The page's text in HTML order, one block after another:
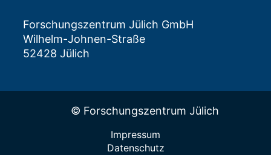
Forschungszentrum Jülich GmbH
Wilhelm-Johnen-Straße
52428 Jülich
© Forschungszentrum Jülich
Impressum
Datenschutz